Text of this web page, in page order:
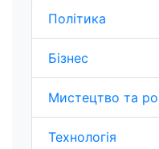
Політика
Бізнес
Мистецтво та
Технологія